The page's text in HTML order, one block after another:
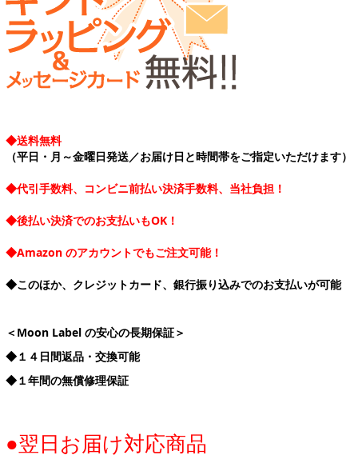
◆送料無料
（平日・月～金曜日発送／お届け日と時間帯をご指定いただけます）
◆代引手数料、コンビニ前払い決済手数料、当社負担！
◆後払い決済でのお支払いもOK！
◆Amazon のアカウントでもご注文可能！
◆このほか、クレジットカード、銀行振り込みでのお支払いが可能
＜Moon Label の安心の長期保証＞
◆１４日間返品・交換可能
◆１年間の無償修理保証
●翌日お届け対応商品